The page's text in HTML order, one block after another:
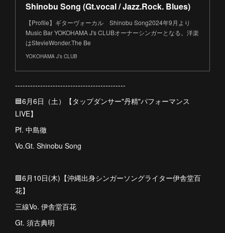
Shinobu Song (Gt.vocal / Jazz.Rock. Blues)
【Profile】ギターヴォーカル Shinobu Song2024年9月より
Music Bar YOKOHAMA J's CLUBオーナーシンガーとなる。洋楽
はStevieWonder.The Be
YOKOHAMA J’s CLUB
--------------------------------------------
🟦6月6日（土）【タップダンサー"丹精"パフォーマンス
LIVE】
Pf. 中島徹
Vo.Gt. Shinobu Song
🟩6月10日(木)【沖縄出身シンガーソングライター伊舎堂百
花】
三線Vo. 伊舎堂百花
Gt. 須古典明